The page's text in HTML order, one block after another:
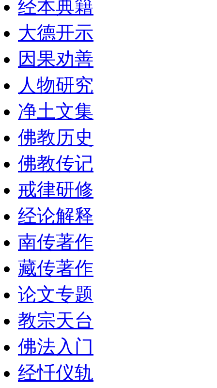
经本典籍
大德开示
因果劝善
人物研究
净土文集
佛教历史
佛教传记
戒律研修
经论解释
南传著作
藏传著作
论文专题
教宗天台
佛法入门
经忏仪轨